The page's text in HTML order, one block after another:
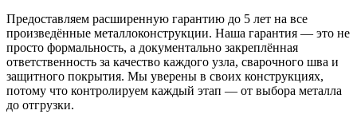
Предоставляем расширенную гарантию до 5 лет на все
произведённые металлоконструкции. Наша гарантия — это не
просто формальность, а документально закреплённая
ответственность за качество каждого узла, сварочного шва и
защитного покрытия. Мы уверены в своих конструкциях,
потому что контролируем каждый этап — от выбора металла
до отгрузки.